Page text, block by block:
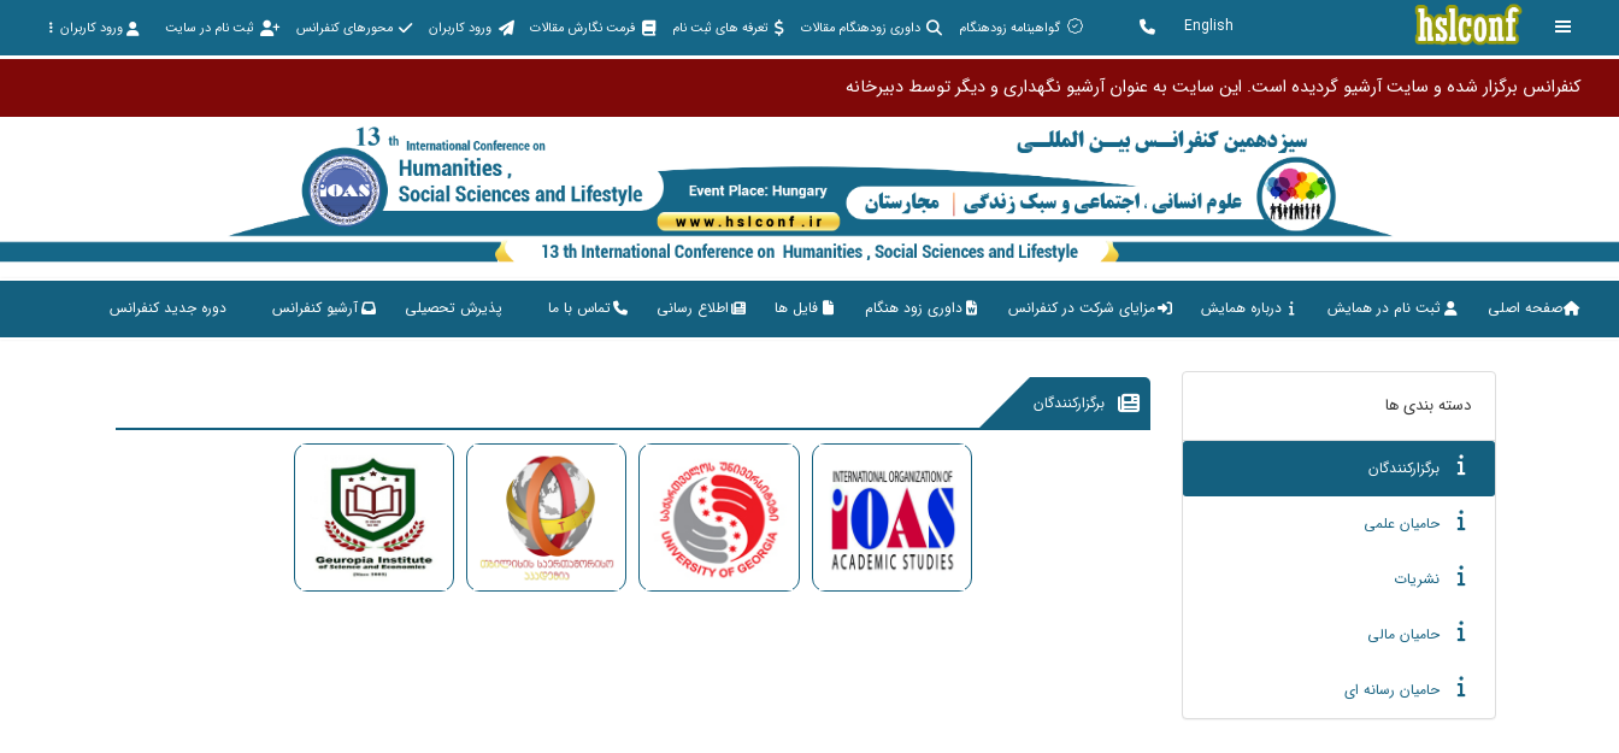
English گواهینامه زودهنگام داوری زودهنگام مقالات تعرفه های ثبت نام فرمت نگارش مقالات ورود کاربران محورهای کنفرانس ثبت نام در سایت ورود کاربران
کنفرانس برگزار شده و سایت آرشیو گردیده است. این سایت به عنوان آرشیو نگهداری و دیگ
صفحه اصلی ثبت نام در همایش درباره همایش مزایای شرکت در کنفرانس داوری زود هنگام فایل ها اطلاع رسانی تماس با ما پذیرش تحصیلی آرشیو کنفرانس دوره جدید کنفرانس
دسته بندی ها
برگزارکنندگان
حامیان علمی
نشریات
حامیان مالی
حامیان رسانه ای
برگزارکنندگان